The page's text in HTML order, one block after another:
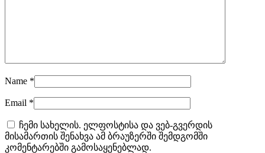
Name *
Email *
ჩემი სახელის. ელფოსტისა და ვებ-გვერდის
მისამართის შენახვა ამ ბრაუზერში შემდგომში
კომენტარებში გამოსაყენებლად.